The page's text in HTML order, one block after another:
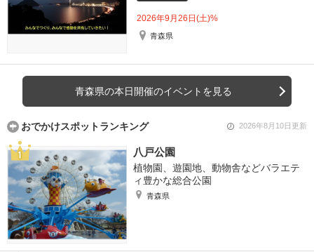
2026年9月26日(土)%
青森県
青森県の本日開催のイベントを見る
おでかけスポットランキング 2026年8月10日更新
八戸公園
植物園、遊園地、動物舎などバラエテ
ィ豊かな総合公園
青森県